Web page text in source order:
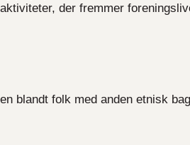
der fremmer
blandt folk med anden etnisk